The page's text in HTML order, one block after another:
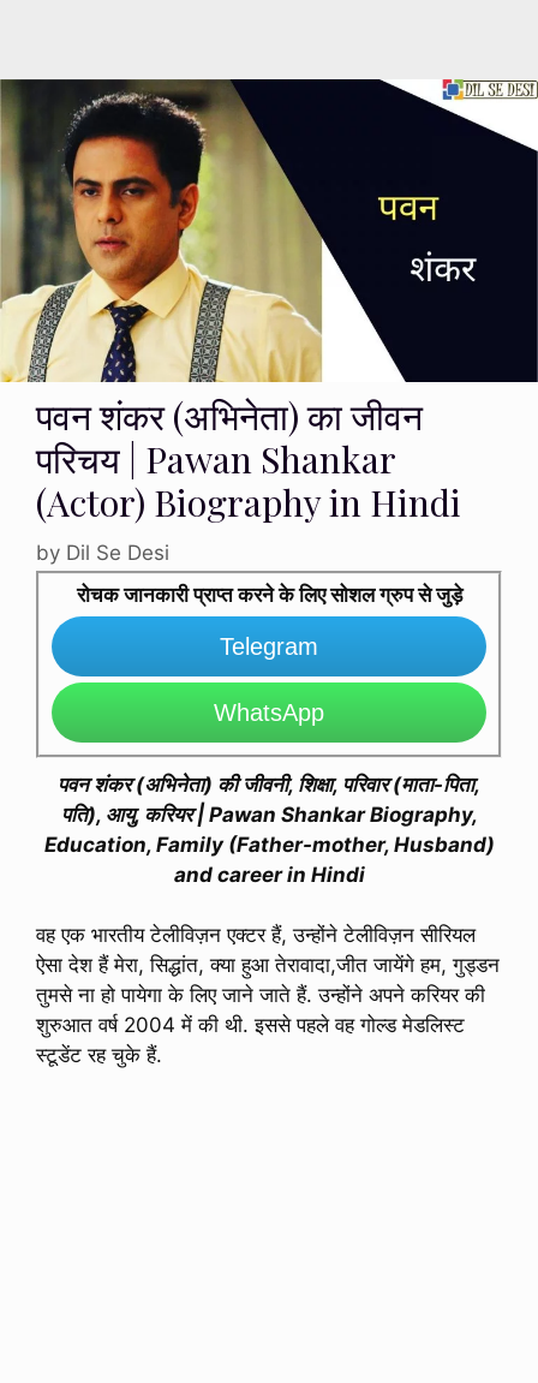
पवन शंकर (अभिनेता) का जीवन
परिचय | Pawan Shankar
(Actor) Biography in Hindi
by Dil Se Desi
रोचक जानकारी प्राप्त करने के लिए सोशल ग्रुप से जुड़े
Telegram
WhatsApp
पवन शंकर (अभिनेता) की जीवनी, शिक्षा, परिवार (माता-पिता,
पति), आयु, करियर | Pawan Shankar Biography,
Education, Family (Father-mother, Husband)
and career in Hindi
वह एक भारतीय टेलीविज़न एक्टर हैं, उन्होंने टेलीविज़न सीरियल
ऐसा देश हैं मेरा, सिद्धांत, क्या हुआ तेरावादा,जीत जायेंगे हम, गुड्डन
तुमसे ना हो पायेगा के लिए जाने जाते हैं. उन्होंने अपने करियर की
शुरुआत वर्ष 2004 में की थी. इससे पहले वह गोल्ड मेडलिस्ट
स्टूडेंट रह चुके हैं.